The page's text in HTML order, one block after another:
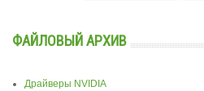
ФАЙЛОВЫЙ АРХИВ
Драйверы NVIDIA